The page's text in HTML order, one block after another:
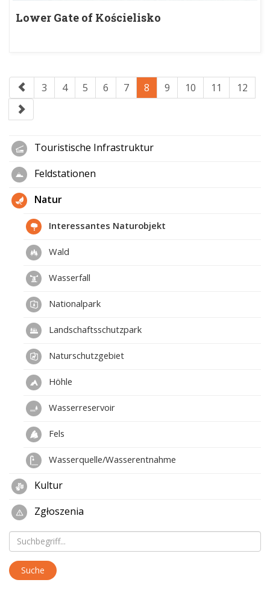
Lower Gate of Kościelisko
3 4 5 6 7 8 9 10 11 12
Touristische Infrastruktur
Feldstationen
Natur
Interessantes Naturobjekt
Wald
Wasserfall
Nationalpark
Landschaftsschutzpark
Naturschutzgebiet
Höhle
Wasserreservoir
Fels
Wasserquelle/Wasserentnahme
Kultur
Zgłoszenia